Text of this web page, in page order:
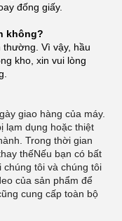
đống giấy.
không?
Vì vậy, hầu
kho, xin vui lòng
giao hàng của máy.
lạm dụng hoặc thiệt
Trong thời gian
thếNếu bạn có bất
chúng tôi và chúng tôi
của sản phẩm để
cung cấp toàn bộ